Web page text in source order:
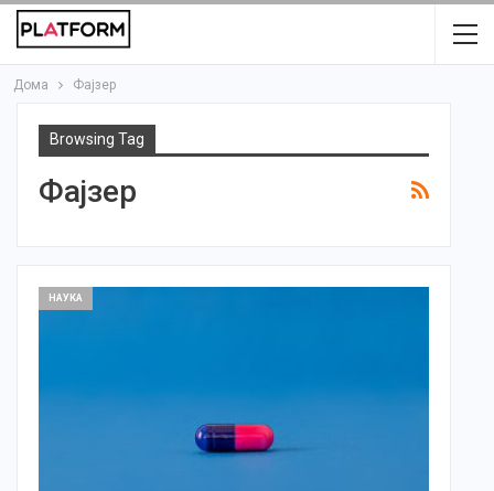
Дома Фајзер
Browsing Tag
Фајзер
НАУКА